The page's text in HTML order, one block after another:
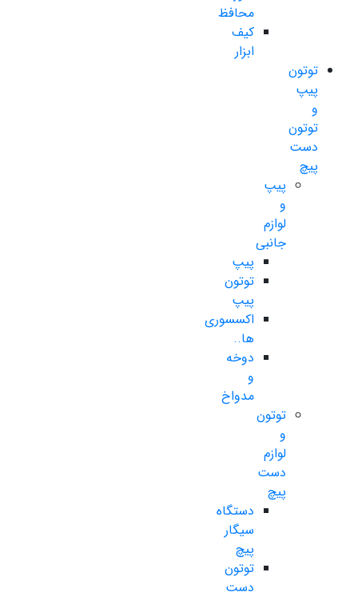
محافظ
کیف
ابزار
توتون
پیپ
و
توتون
دست
پیچ
پیپ
و
لوازم
جانبی
پیپ
توتون
پیپ
اکسسوری
ها..
دوخه
و
مدواخ
توتون
و
لوازم
دست
پیچ
دستگاه
سیگار
پیچ
توتون
دست